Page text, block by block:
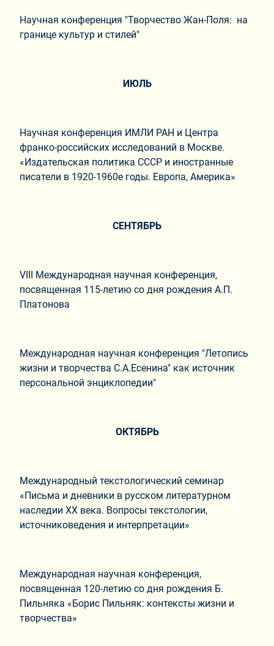
Научная конференция "Творчество Жан-Поля: на
границе культур и стилей"
ИЮЛЬ
Научная конференция ИМЛИ РАН и Центра
франко-российских исследований в Москве.
«Издательская политика СССР и иностранные
писатели в 1920-1960е годы. Европа, Америка»
СЕНТЯБРЬ
VIII Международная научная конференция,
посвященная 115-летию со дня рождения А.П.
Платонова
Международная научная конференция "Летопись
жизни и творчества С.А.Есенина" как источник
персональной энциклопедии"
ОКТЯБРЬ
Международный текстологический семинар
«Письма и дневники в русском литературном
наследии ХХ века. Вопросы текстологии,
источниковедения и интерпретации»
Международная научная конференция,
посвященная 120-летию со дня рождения Б.
Пильняка «Борис Пильняк: контексты жизни и
творчества»